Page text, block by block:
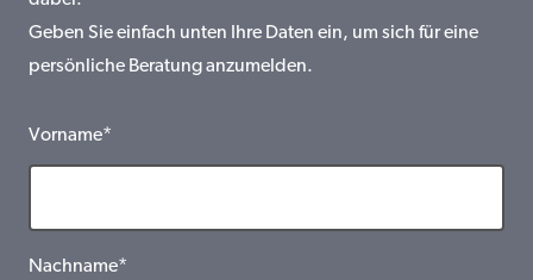
Geben Sie einfach unten Ihre Daten ein, um sich für eine
persönliche Beratung anzumelden.
Vorname*
Nachname*